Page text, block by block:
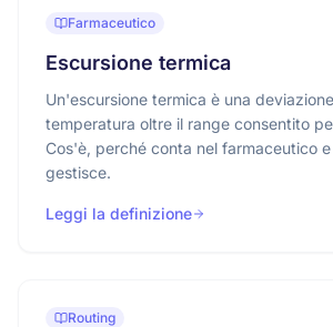
Farmaceutico
Escursione termica
Un'escursione termica è una
temperatura oltre il range consentito
Cos'è, perché conta nel farmaceutico
gestisce.
Leggi la definizione
Routing